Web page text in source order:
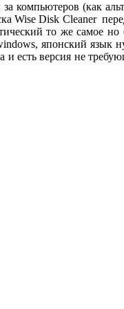
компьютеров (как
Wise Disk Cleaner
то же самое
японский язык
есть версия не